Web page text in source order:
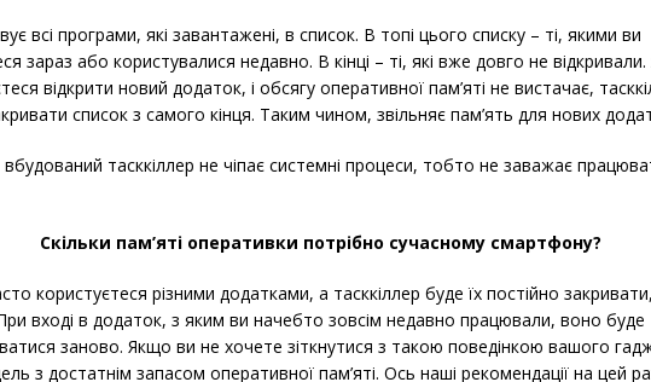
всі програми, які завантажені, в список. В топі цього списку – ті, якими ви
зараз або користувалися недавно. В кінці – ті, які вже довго не відкривали.
відкрити новий додаток, і обсягу оперативної пам’яті не вистачає,
список з самого кінця. Таким чином, звільняє пам’ять для нових
тасккіллер не чіпає системні процеси, тобто не заважає
Скільки пам’яті оперативки потрібно сучасному смартфону?
користуєтеся різними додатками, а тасккіллер буде їх постійно
вході в додаток, з яким ви начебто зовсім недавно працювали, воно буде
заново. Якщо ви не хочете зіткнутися з такою поведінкою вашого
з достатнім запасом оперативної пам’яті. Ось наші рекомендації на цей